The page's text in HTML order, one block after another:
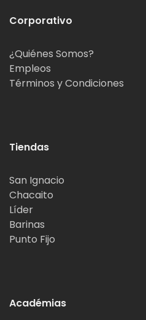
Corporativo
¿Quiénes Somos?
Empleos
Términos y Condiciones
Tiendas
San Ignacio
Chacaito
Líder
Barinas
Punto Fijo
Académias